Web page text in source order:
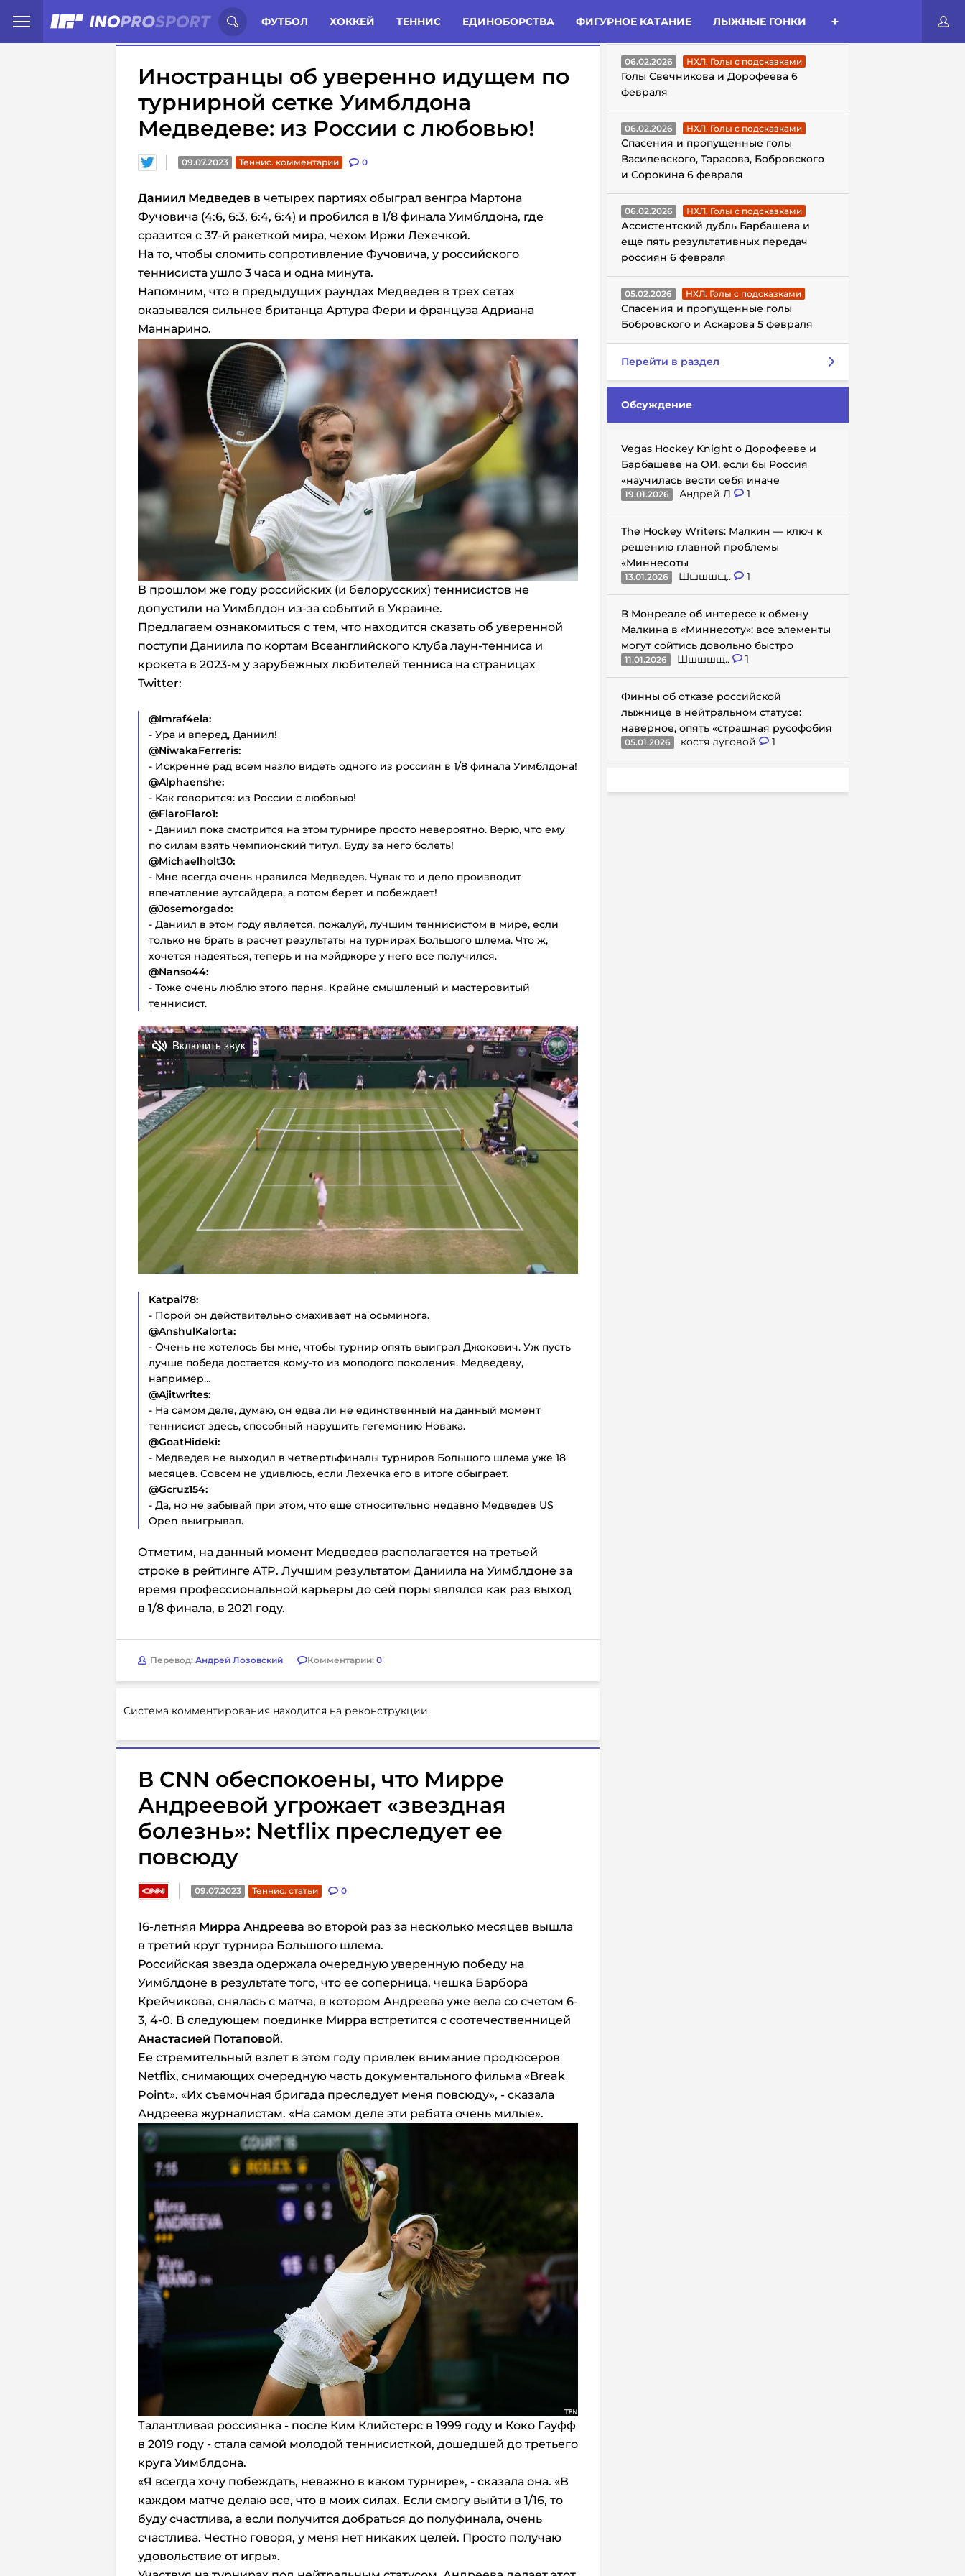
ФУТБОЛ ХОККЕЙ ТЕННИС ЕДИНОБОРСТВА ФИГУРНОЕ КАТАНИЕ ЛЫЖНЫЕ ГОНКИ
Иностранцы о спорте России: Статьи Комменты Новости
Иностранцы об уверенно идущем по
турнирной сетке Уимблдона
Медведеве: из России с любовью!
09.07.2023 Теннис. комментарии 0
Даниил Медведев в четырех партиях обыграл венгра Мартона
Фучовича (4:6, 6:3, 6:4, 6:4) и пробился в 1/8 финала Уимблдона, где
сразится с 37-й ракеткой мира, чехом Иржи Лехечкой.
На то, чтобы сломить сопротивление Фучовича, у российского
теннисиста ушло 3 часа и одна минута.
Напомним, что в предыдущих раундах Медведев в трех сетах
оказывался сильнее британца Артура Фери и француза Адриана
Маннарино.
В прошлом же году российских (и белорусских) теннисистов не
допустили на Уимблдон из-за событий в Украине.
Предлагаем ознакомиться с тем, что находится сказать об уверенной
поступи Даниила по кортам Всеанглийского клуба лаун-тенниса и
крокета в 2023-м у зарубежных любителей тенниса на страницах
Twitter:
@Imraf4ela:
- Ура и вперед, Даниил!
@NiwakaFerreris:
- Искренне рад всем назло видеть одного из россиян в 1/8 финала Уимблдона!
@Alphaenshe:
- Как говорится: из России с любовью!
@FlaroFlaro1:
- Даниил пока смотрится на этом турнире просто невероятно. Верю, что ему
по силам взять чемпионский титул. Буду за него болеть!
@Michaelholt30:
- Мне всегда очень нравился Медведев. Чувак то и дело производит
впечатление аутсайдера, а потом берет и побеждает!
@Josemorgado:
- Даниил в этом году является, пожалуй, лучшим теннисистом в мире, если
только не брать в расчет результаты на турнирах Большого шлема. Что ж,
хочется надеяться, теперь и на мэйджоре у него все получился.
@Nanso44:
- Тоже очень люблю этого парня. Крайне смышленый и мастеровитый
теннисист.
Katpai78:
- Порой он действительно смахивает на осьминога.
@AnshulKalorta:
- Очень не хотелось бы мне, чтобы турнир опять выиграл Джокович. Уж пусть
лучше победа достается кому-то из молодого поколения. Медведеву,
например…
@Ajitwrites:
- На самом деле, думаю, он едва ли не единственный на данный момент
теннисист здесь, способный нарушить гегемонию Новака.
@GoatHideki:
- Медведев не выходил в четвертьфиналы турниров Большого шлема уже 18
месяцев. Совсем не удивлюсь, если Лехечка его в итоге обыграет.
@Gcruz154:
- Да, но не забывай при этом, что еще относительно недавно Медведев US
Open выигрывал.
Отметим, на данный момент Медведев располагается на третьей
строке в рейтинге ATP. Лучшим результатом Даниила на Уимблдоне за
время профессиональной карьеры до сей поры являлся как раз выход
в 1/8 финала, в 2021 году.
Перевод: Андрей Лозовский Комментарии: 0
Система комментирования находится на реконструкции.
В CNN обеспокоены, что Мирре
Андреевой угрожает «звездная
болезнь»: Netflix преследует ее
повсюду
09.07.2023 Теннис. статьи 0
16-летняя Мирра Андреева во второй раз за несколько месяцев вышла
в третий круг турнира Большого шлема.
Российская звезда одержала очередную уверенную победу на
Уимблдоне в результате того, что ее соперница, чешка Барбора
Крейчикова, снялась с матча, в котором Андреева уже вела со счетом 6-
3, 4-0. В следующем поединке Мирра встретится с соотечественницей
Анастасией Потаповой.
Ее стремительный взлет в этом году привлек внимание продюсеров
Netflix, снимающих очередную часть документального фильма «Break
Point». «Их съемочная бригада преследует меня повсюду», - сказала
Андреева журналистам. «На самом деле эти ребята очень милые».
Талантливая россиянка - после Ким Клийстерс в 1999 году и Коко Гауфф
в 2019 году - стала самой молодой теннисисткой, дошедшей до третьего
круга Уимблдона.
«Я всегда хочу побеждать, неважно в каком турнире», - сказала она. «В
каждом матче делаю все, что в моих силах. Если смогу выйти в 1/16, то
буду счастлива, а если получится добраться до полуфинала, очень
счастлива. Честно говоря, у меня нет никаких целей. Просто получаю
удовольствие от игры».
ГОЛЫ С ПОДСКАЗКАМИ
06.02.2026 НХЛ. Голы с подсказками
Голы Свечникова и Дорофеева 6
февраля
06.02.2026 НХЛ. Голы с подсказками
Спасения и пропущенные голы
Василевского, Тарасова, Бобровского
и Сорокина 6 февраля
06.02.2026 НХЛ. Голы с подсказками
Ассистентский дубль Барбашева и
еще пять результативных передач
россиян 6 февраля
05.02.2026 НХЛ. Голы с подсказками
Спасения и пропущенные голы
Бобровского и Аскарова 5 февраля
Перейти в раздел
Обсуждение
Vegas Hockey Knight о Дорофееве и
Барбашеве на ОИ, если бы Россия
«научилась вести себя иначе
19.01.2026 Андрей Л 1
The Hockey Writers: Малкин — ключ к
решению главной проблемы
«Миннесоты
13.01.2026 Шшшшщ.. 1
В Монреале об интересе к обмену
Малкина в «Миннесоту»: все элементы
могут сойтись довольно быстро
11.01.2026 Шшшшщ.. 1
Финны об отказе российской
лыжнице в нейтральном статусе:
наверное, опять «страшная русофобия
05.01.2026 костя луговой 1